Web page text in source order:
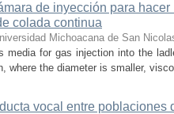
de inyección para
colada continua
Michoacana de San
media for gas injection into the
where the diameter is smaller,
vocal entre poblaciones